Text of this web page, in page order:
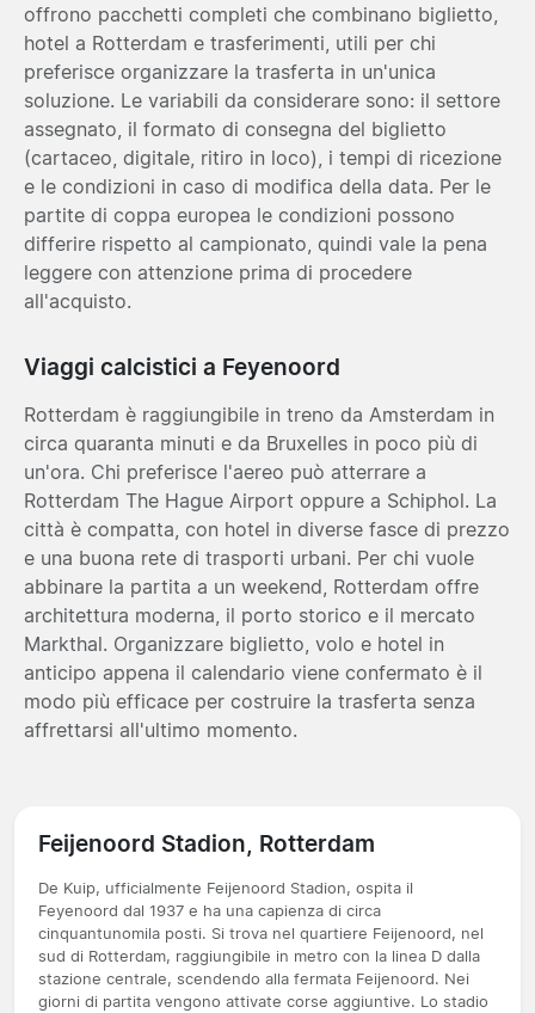
offrono pacchetti completi che combinano biglietto,
hotel a Rotterdam e trasferimenti, utili per chi
preferisce organizzare la trasferta in un'unica
soluzione. Le variabili da considerare sono: il settore
assegnato, il formato di consegna del biglietto
(cartaceo, digitale, ritiro in loco), i tempi di ricezione
e le condizioni in caso di modifica della data. Per le
partite di coppa europea le condizioni possono
differire rispetto al campionato, quindi vale la pena
leggere con attenzione prima di procedere
all'acquisto.
Viaggi calcistici a Feyenoord
Rotterdam è raggiungibile in treno da Amsterdam in
circa quaranta minuti e da Bruxelles in poco più di
un'ora. Chi preferisce l'aereo può atterrare a
Rotterdam The Hague Airport oppure a Schiphol. La
città è compatta, con hotel in diverse fasce di prezzo
e una buona rete di trasporti urbani. Per chi vuole
abbinare la partita a un weekend, Rotterdam offre
architettura moderna, il porto storico e il mercato
Markthal. Organizzare biglietto, volo e hotel in
anticipo appena il calendario viene confermato è il
modo più efficace per costruire la trasferta senza
affrettarsi all'ultimo momento.
Feijenoord Stadion, Rotterdam
De Kuip, ufficialmente Feijenoord Stadion, ospita il
Feyenoord dal 1937 e ha una capienza di circa
cinquantunomila posti. Si trova nel quartiere Feijenoord, nel
sud di Rotterdam, raggiungibile in metro con la linea D dalla
stazione centrale, scendendo alla fermata Feijenoord. Nei
giorni di partita vengono attivate corse aggiuntive. Lo stadio